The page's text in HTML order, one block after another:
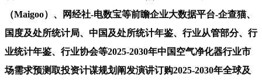
（Maigoo）、网经社-电数宝等前瞻企业大数据平台-企查猫、
国度及处所统计局、中国及处所统计年鉴、行业从管部分、行
业统计年鉴、行业协会等2025-2030年中国空气净化器行业市
场需求预测取投资计谋规划阐发演讲订购2025-2030年全球及